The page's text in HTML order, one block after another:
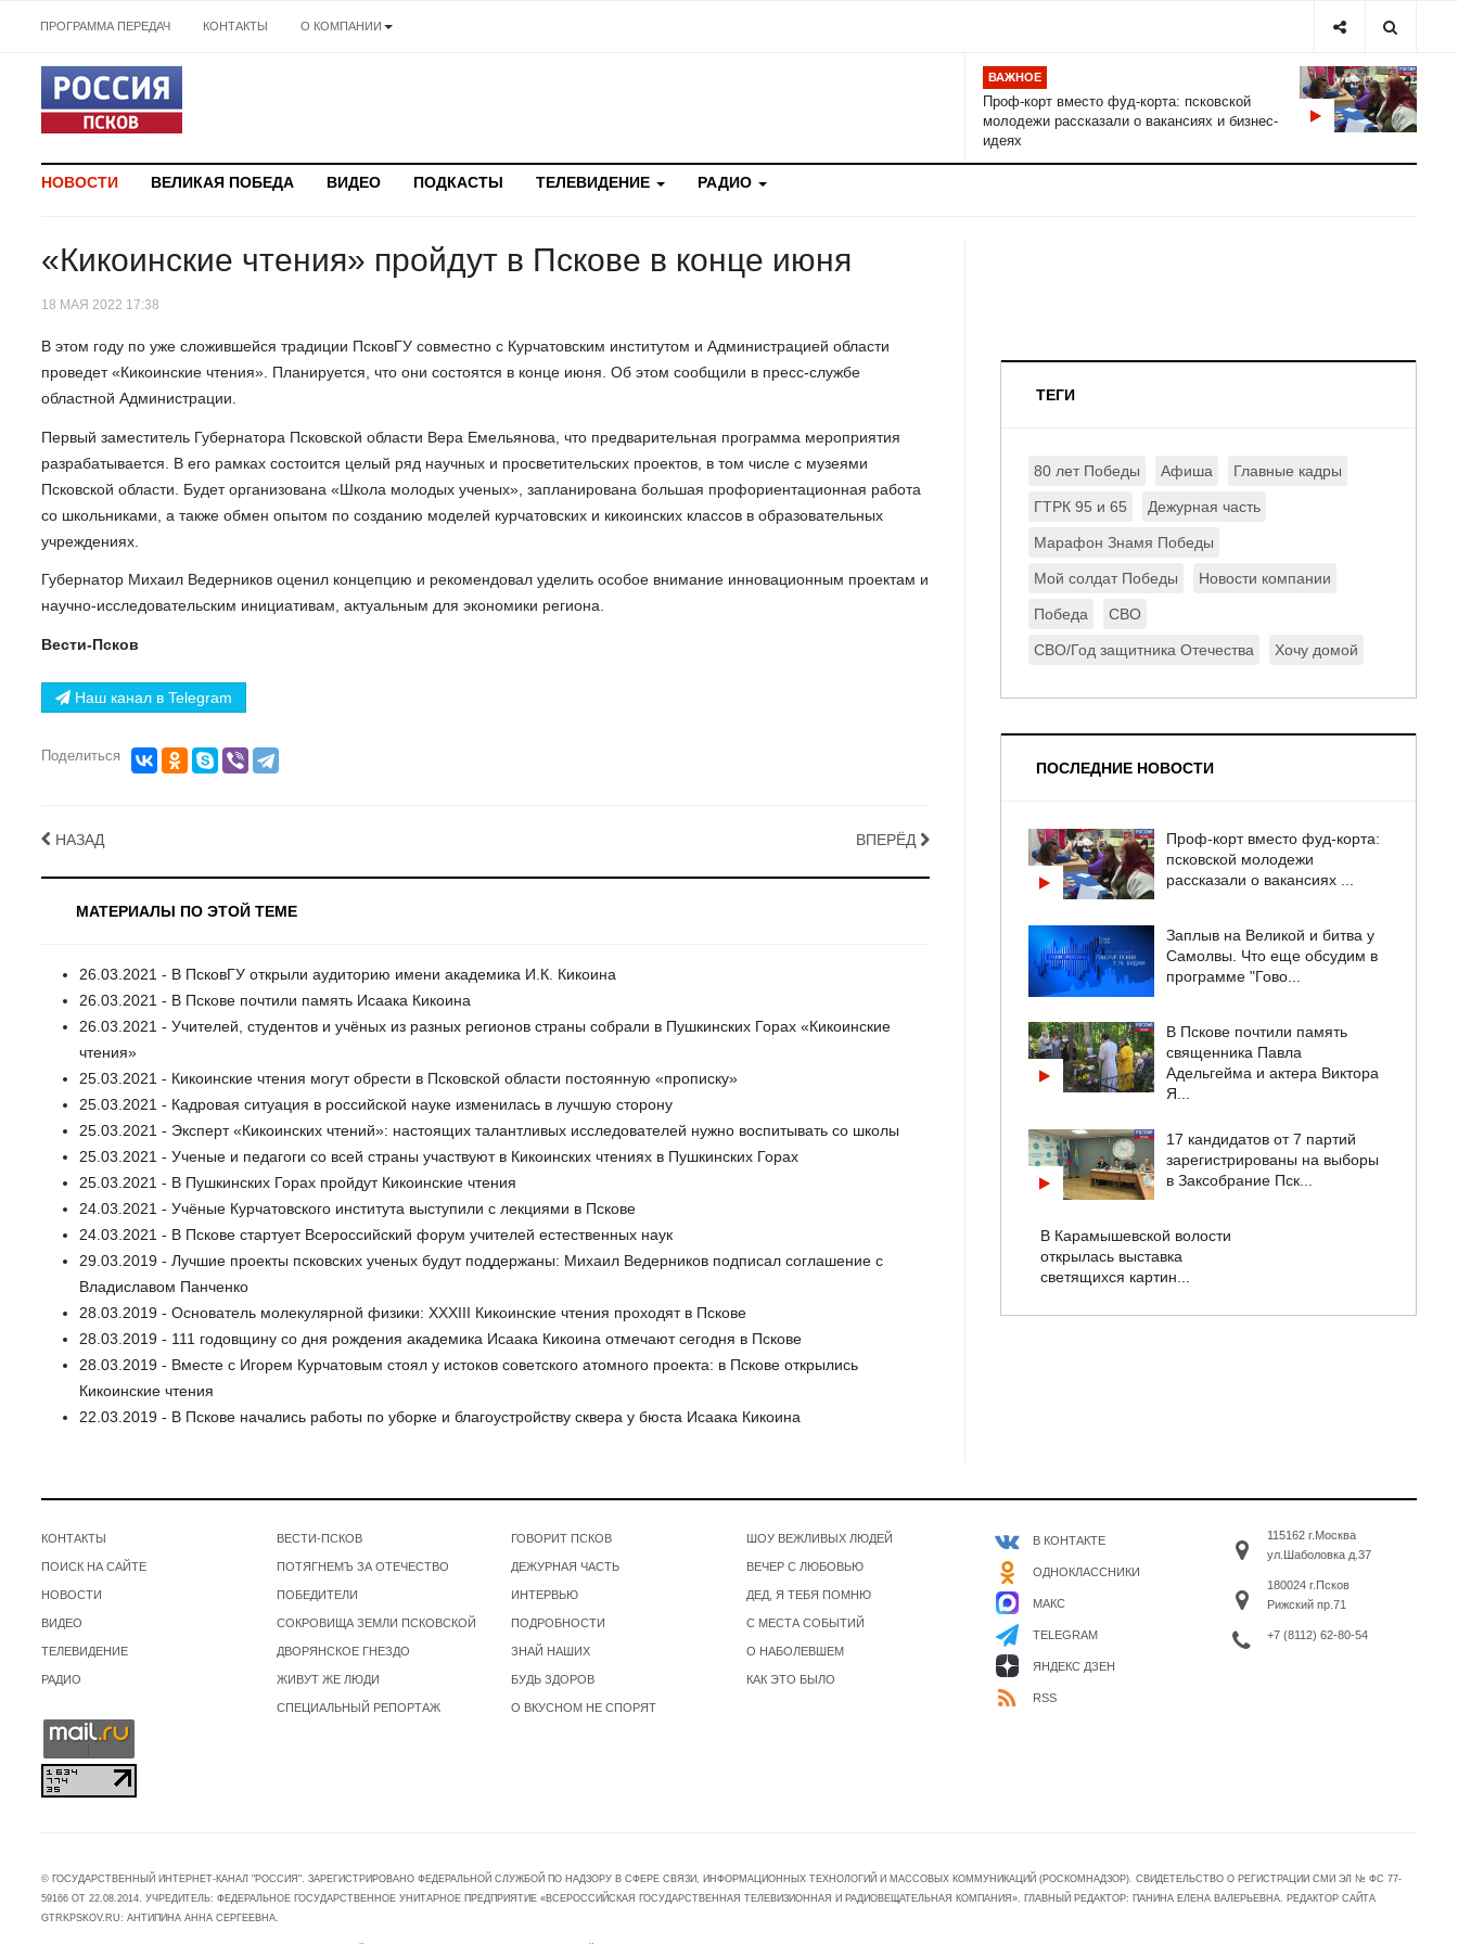
ПРОГРАММА ПЕРЕДАЧ КОНТАКТЫ О КОМПАНИИ
ВАЖНОЕ
Проф-корт вместо фуд-корта: псковской
молодежи рассказали о вакансиях и бизнес-
идеях
НОВОСТИ ВЕЛИКАЯ ПОБЕДА ВИДЕО ПОДКАСТЫ ТЕЛЕВИДЕНИЕ РАДИО
«Кикоинские чтения» пройдут в Пскове в конце июня
18 МАЯ 2022 17:38
В этом году по уже сложившейся традиции ПсковГУ совместно с Курчатовским институтом и Администрацией области
проведет «Кикоинские чтения». Планируется, что они состоятся в конце июня. Об этом сообщили в пресс-службе
областной Администрации.
Первый заместитель Губернатора Псковской области Вера Емельянова, что предварительная программа мероприятия
разрабатывается. В его рамках состоится целый ряд научных и просветительских проектов, в том числе с музеями
Псковской области. Будет организована «Школа молодых ученых», запланирована большая профориентационная работа
со школьниками, а также обмен опытом по созданию моделей курчатовских и кикоинских классов в образовательных
учреждениях.
Губернатор Михаил Ведерников оценил концепцию и рекомендовал уделить особое внимание инновационным проектам и
научно-исследовательским инициативам, актуальным для экономики региона.
Вести-Псков
Наш канал в Telegram
Поделиться
НАЗАД ВПЕРЁД
МАТЕРИАЛЫ ПО ЭТОЙ ТЕМЕ
26.03.2021 - В ПсковГУ открыли аудиторию имени академика И.К. Кикоина
26.03.2021 - В Пскове почтили память Исаака Кикоина
26.03.2021 - Учителей, студентов и учёных из разных регионов страны собрали в Пушкинских Горах «Кикоинские
чтения»
25.03.2021 - Кикоинские чтения могут обрести в Псковской области постоянную «прописку»
25.03.2021 - Кадровая ситуация в российской науке изменилась в лучшую сторону
25.03.2021 - Эксперт «Кикоинских чтений»: настоящих талантливых исследователей нужно воспитывать со школы
25.03.2021 - Ученые и педагоги со всей страны участвуют в Кикоинских чтениях в Пушкинских Горах
25.03.2021 - В Пушкинских Горах пройдут Кикоинские чтения
24.03.2021 - Учёные Курчатовского института выступили с лекциями в Пскове
24.03.2021 - В Пскове стартует Всероссийский форум учителей естественных наук
29.03.2019 - Лучшие проекты псковских ученых будут поддержаны: Михаил Ведерников подписал соглашение с
Владиславом Панченко
28.03.2019 - Основатель молекулярной физики: XXXIII Кикоинские чтения проходят в Пскове
28.03.2019 - 111 годовщину со дня рождения академика Исаака Кикоина отмечают сегодня в Пскове
28.03.2019 - Вместе с Игорем Курчатовым стоял у истоков советского атомного проекта: в Пскове открылись
Кикоинские чтения
22.03.2019 - В Пскове начались работы по уборке и благоустройству сквера у бюста Исаака Кикоина
ТЕГИ
80 лет Победы Афиша Главные кадры
ГТРК 95 и 65 Дежурная часть
Марафон Знамя Победы
Мой солдат Победы Новости компании
Победа СВО
СВО/Год защитника Отечества Хочу домой
ПОСЛЕДНИЕ НОВОСТИ
Проф-корт вместо фуд-корта:
псковской молодежи
рассказали о вакансиях ...
Заплыв на Великой и битва у
Самолвы. Что еще обсудим в
программе "Гово...
В Пскове почтили память
священника Павла
Адельгейма и актера Виктора
Я...
17 кандидатов от 7 партий
зарегистрированы на выборы
в Заксобрание Пск...
В Карамышевской волости
открылась выставка
светящихся картин...
КОНТАКТЫ
ПОИСК НА САЙТЕ
НОВОСТИ
ВИДЕО
ТЕЛЕВИДЕНИЕ
РАДИО
ВЕСТИ-ПСКОВ
ПОТЯГНЕМЪ ЗА ОТЕЧЕСТВО
ПОБЕДИТЕЛИ
СОКРОВИЩА ЗЕМЛИ ПСКОВСКОЙ
ДВОРЯНСКОЕ ГНЕЗДО
ЖИВУТ ЖЕ ЛЮДИ
СПЕЦИАЛЬНЫЙ РЕПОРТАЖ
ГОВОРИТ ПСКОВ
ДЕЖУРНАЯ ЧАСТЬ
ИНТЕРВЬЮ
ПОДРОБНОСТИ
ЗНАЙ НАШИХ
БУДЬ ЗДОРОВ
О ВКУСНОМ НЕ СПОРЯТ
ШОУ ВЕЖЛИВЫХ ЛЮДЕЙ
ВЕЧЕР С ЛЮБОВЬЮ
ДЕД, Я ТЕБЯ ПОМНЮ
С МЕСТА СОБЫТИЙ
О НАБОЛЕВШЕМ
КАК ЭТО БЫЛО
В КОНТАКТЕ
ОДНОКЛАССНИКИ
МАКС
TELEGRAM
ЯНДЕКС ДЗЕН
RSS
115162 г.Москва
ул.Шаболовка д.37
180024 г.Псков
Рижский пр.71
+7 (8112) 62-80-54
© ГОСУДАРСТВЕННЫЙ ИНТЕРНЕТ-КАНАЛ "РОССИЯ". ЗАРЕГИСТРИРОВАНО ФЕДЕРАЛЬНОЙ СЛУЖБОЙ ПО НАДЗОРУ В СФЕРЕ СВЯЗИ, ИНФОРМАЦИОННЫХ ТЕХНОЛОГИЙ И МАССОВЫХ КОММУНИКАЦИЙ (РОСКОМНАДЗОР). СВИДЕТЕЛЬСТВО О РЕГИСТРАЦИИ СМИ ЭЛ № ФС 77-
59166 ОТ 22.08.2014. УЧРЕДИТЕЛЬ: ФЕДЕРАЛЬНОЕ ГОСУДАРСТВЕННОЕ УНИТАРНОЕ ПРЕДПРИЯТИЕ «ВСЕРОССИЙСКАЯ ГОСУДАРСТВЕННАЯ ТЕЛЕВИЗИОННАЯ И РАДИОВЕЩАТЕЛЬНАЯ КОМПАНИЯ». ГЛАВНЫЙ РЕДАКТОР: ПАНИНА ЕЛЕНА ВАЛЕРЬЕВНА. РЕДАКТОР САЙТА
GTRKPSKOV.RU: АНТИПИНА АННА СЕРГЕЕВНА.